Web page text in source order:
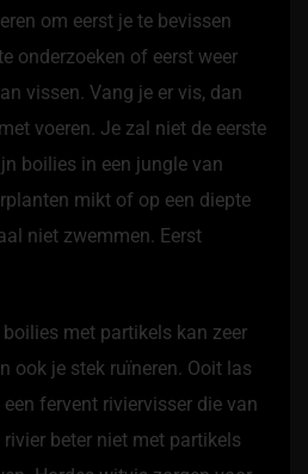
om eerst je te bevissen
onderzoeken of eerst weer
vissen. Vang je er vis, dan
voeren. Je zal niet de eerste
boilies in een jungle van
mikt of op een diepte
niet zwemmen. Eerst
met partikels kan zeer
ook je stek ruïneren. Ooit las
fervent riviervisser die van
beter niet met partikels